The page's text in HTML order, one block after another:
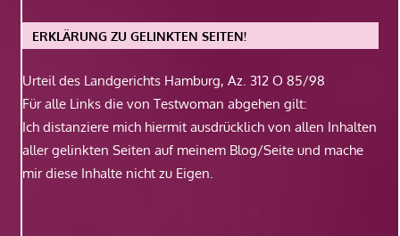
ERKLÄRUNG ZU GELINKTEN SEITEN!
Urteil des Landgerichts Hamburg, Az. 312 O 85/98
Für alle Links die von Testwoman abgehen gilt:
Ich distanziere mich hiermit ausdrücklich von allen Inhalten
aller gelinkten Seiten auf meinem Blog/Seite und mache
mir diese Inhalte nicht zu Eigen.